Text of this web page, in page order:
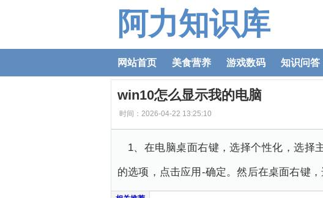
阿力知识库
网站首页 美食营养 游戏数码 知识问答
win10怎么显示我的电脑
时间：2026-04-22 13:25:10
1、在电脑桌面右键，选择个性化，选择
的选项，点击应用-确定。然后在桌面右键